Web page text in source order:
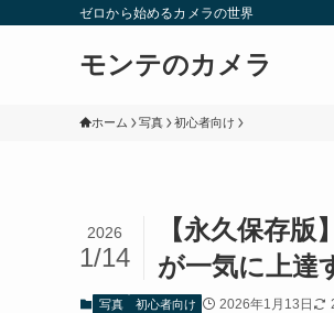
ゼロから始めるカメラの世界
モンテのカメラ
ホーム 写真 初心者向け
【永久保存
が一気に上達
2026
1/14
写真 初心者向け 2026年1月13日